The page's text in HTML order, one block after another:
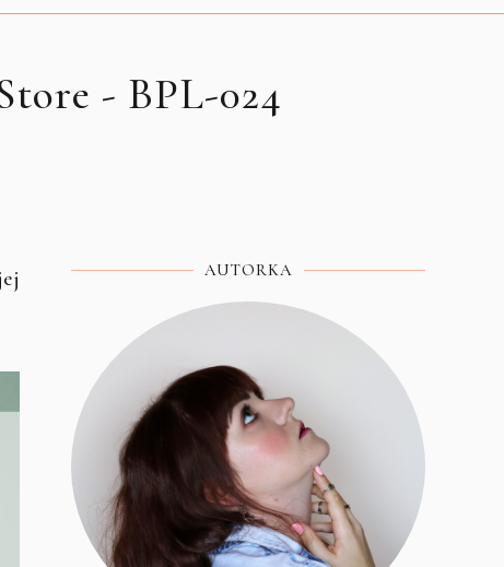
- BPL-024
AUTORKA